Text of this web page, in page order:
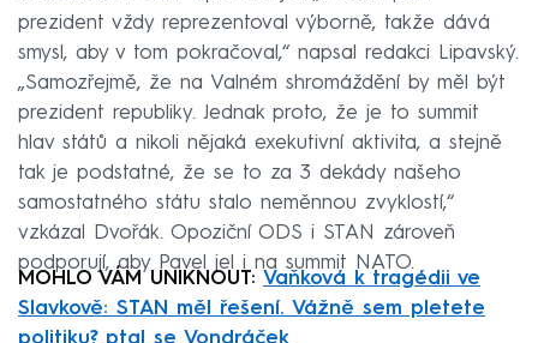
prezident vždy reprezentoval výborně, takže dává
smysl, aby v tom pokračoval,“ napsal redakci Lipavský.
„Samozřejmě, že na Valném shromáždění by měl být
prezident republiky. Jednak proto, že je to summit
hlav států a nikoli nějaká exekutivní aktivita, a stejně
tak je podstatné, že se to za 3 dekády našeho
samostatného státu stalo neměnnou zvyklostí,“
vzkázal Dvořák. Opoziční ODS i STAN zároveň
podporují, aby Pavel jel i na summit NATO.
MOHLO VÁM UNIKNOUT: Vaňková k tragédii ve
Slavkově: STAN měl řešení. Vážně sem pletete